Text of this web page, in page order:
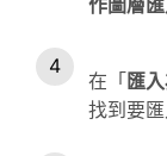
在「匯
找到要